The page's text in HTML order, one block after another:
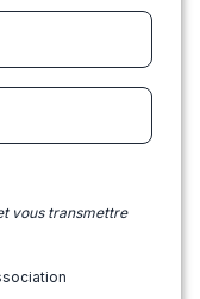
vous transmettre